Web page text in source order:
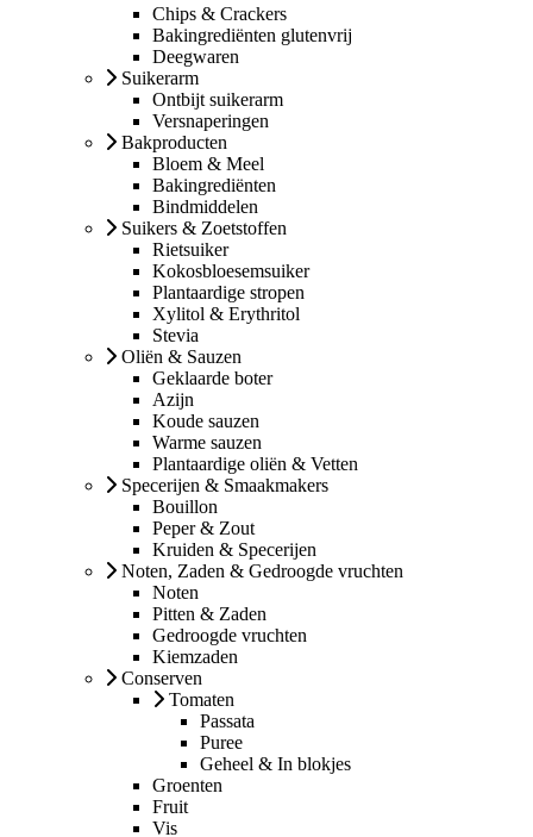
Chips & Crackers
Bakingrediënten glutenvrij
Deegwaren
Suikerarm
Ontbijt suikerarm
Versnaperingen
Bakproducten
Bloem & Meel
Bakingrediënten
Bindmiddelen
Suikers & Zoetstoffen
Rietsuiker
Kokosbloesemsuiker
Plantaardige stropen
Xylitol & Erythritol
Stevia
Oliën & Sauzen
Geklaarde boter
Azijn
Koude sauzen
Warme sauzen
Plantaardige oliën & Vetten
Specerijen & Smaakmakers
Bouillon
Peper & Zout
Kruiden & Specerijen
Noten, Zaden & Gedroogde vruchten
Noten
Pitten & Zaden
Gedroogde vruchten
Kiemzaden
Conserven
Tomaten
Passata
Puree
Geheel & In blokjes
Groenten
Fruit
Vis